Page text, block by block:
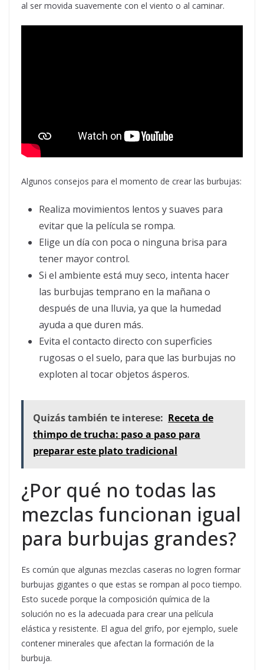
al ser movida suavemente con el viento o al caminar.
Algunos consejos para el momento de crear las burbujas:
Realiza movimientos lentos y suaves para
evitar que la película se rompa.
Elige un día con poca o ninguna brisa para
tener mayor control.
Si el ambiente está muy seco, intenta hacer
las burbujas temprano en la mañana o
después de una lluvia, ya que la humedad
ayuda a que duren más.
Evita el contacto directo con superficies
rugosas o el suelo, para que las burbujas no
exploten al tocar objetos ásperos.
Quizás también te interese: Receta de
thimpo de trucha: paso a paso para
preparar este plato tradicional
¿Por qué no todas las
mezclas funcionan igual
para burbujas grandes?
Es común que algunas mezclas caseras no logren formar
burbujas gigantes o que estas se rompan al poco tiempo.
Esto sucede porque la composición química de la
solución no es la adecuada para crear una película
elástica y resistente. El agua del grifo, por ejemplo, suele
contener minerales que afectan la formación de la
burbuja.